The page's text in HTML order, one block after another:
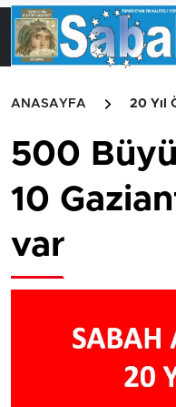
ANASAYFA 20 Yıl
500
10
var